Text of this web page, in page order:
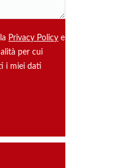
Privacy Policy e
per cui
i miei dati